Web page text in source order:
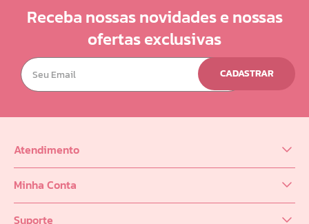
Receba nossas novidades e nossas
ofertas exclusivas
CADASTRAR
Atendimento
(62) 98218-0625
Minha Conta
Suporte